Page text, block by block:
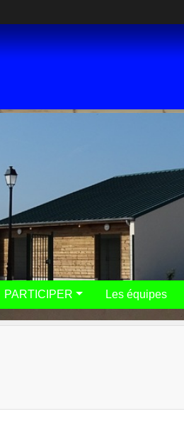
PARTICIPER Les équipes